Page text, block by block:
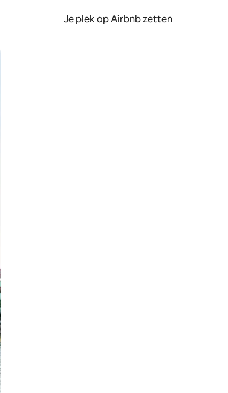
Je plek op Airbnb zetten